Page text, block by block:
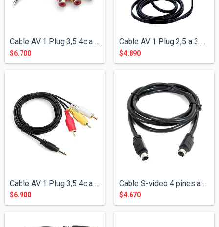
Cable AV 1 Plug 3,5 4c a 3 RCA Hembra
$6.700
Cable AV 1 Plug 2,5 a 3 RCA para Consola...
$4.890
Cable AV 1 Plug 3,5 4c a 3 RCA para Cáma...
$6.900
Cable S-video 4 pines a S-video 4 pines...
$4.670